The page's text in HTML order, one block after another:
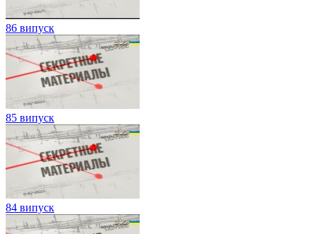
86 випуск
85 випуск
84 випуск